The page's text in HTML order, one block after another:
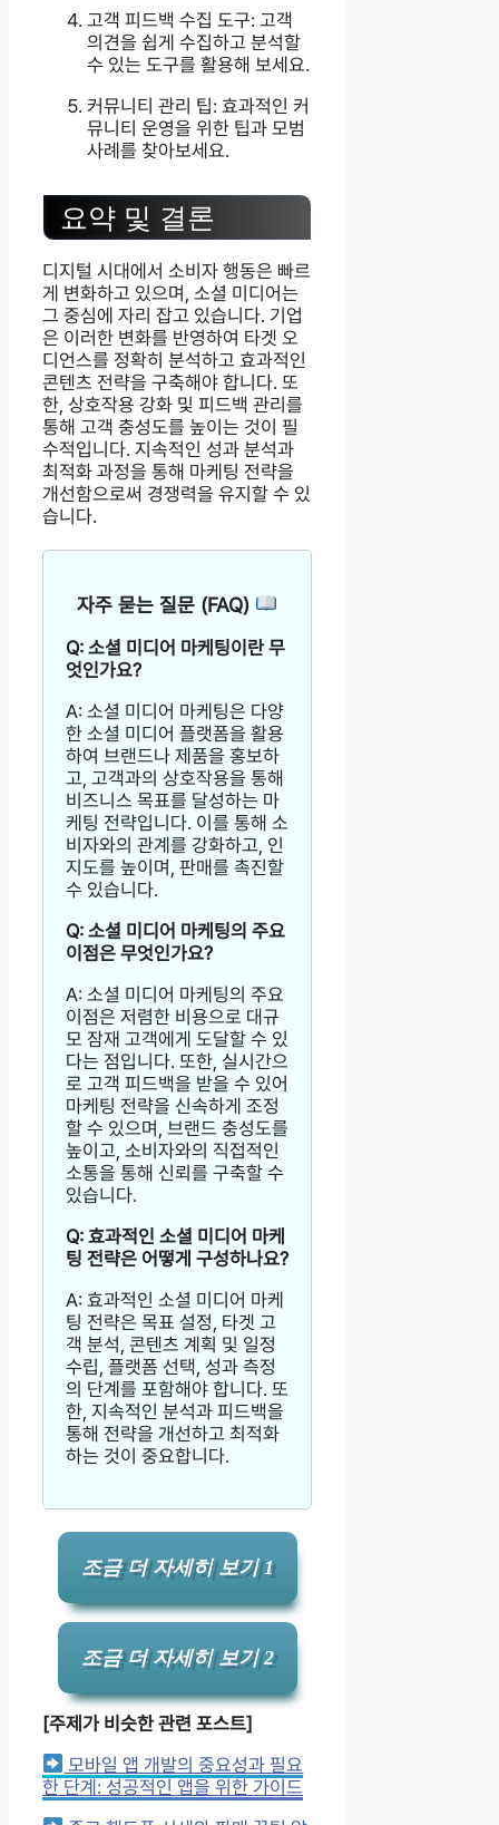
고객 피드백 수집 도구: 고객
의견을 쉽게 수집하고 분석할
수 있는 도구를 활용해 보세요.
커뮤니티 관리 팁: 효과적인 커
뮤니티 운영을 위한 팁과 모범
사례를 찾아보세요.
요약 및 결론
디지털 시대에서 소비자 행동은 빠르
게 변화하고 있으며, 소셜 미디어는
그 중심에 자리 잡고 있습니다. 기업
은 이러한 변화를 반영하여 타겟 오
디언스를 정확히 분석하고 효과적인
콘텐츠 전략을 구축해야 합니다. 또
한, 상호작용 강화 및 피드백 관리를
통해 고객 충성도를 높이는 것이 필
수적입니다. 지속적인 성과 분석과
최적화 과정을 통해 마케팅 전략을
개선함으로써 경쟁력을 유지할 수 있
습니다.
자주 묻는 질문 (FAQ)
Q: 소셜 미디어 마케팅이란 무
엇인가요?
A: 소셜 미디어 마케팅은 다양
한 소셜 미디어 플랫폼을 활용
하여 브랜드나 제품을 홍보하
고, 고객과의 상호작용을 통해
비즈니스 목표를 달성하는 마
케팅 전략입니다. 이를 통해 소
비자와의 관계를 강화하고, 인
지도를 높이며, 판매를 촉진할
수 있습니다.
Q: 소셜 미디어 마케팅의 주요
이점은 무엇인가요?
A: 소셜 미디어 마케팅의 주요
이점은 저렴한 비용으로 대규
모 잠재 고객에게 도달할 수 있
다는 점입니다. 또한, 실시간으
로 고객 피드백을 받을 수 있어
마케팅 전략을 신속하게 조정
할 수 있으며, 브랜드 충성도를
높이고, 소비자와의 직접적인
소통을 통해 신뢰를 구축할 수
있습니다.
Q: 효과적인 소셜 미디어 마케
팅 전략은 어떻게 구성하나요?
A: 효과적인 소셜 미디어 마케
팅 전략은 목표 설정, 타겟 고
객 분석, 콘텐츠 계획 및 일정
수립, 플랫폼 선택, 성과 측정
의 단계를 포함해야 합니다. 또
한, 지속적인 분석과 피드백을
통해 전략을 개선하고 최적화
하는 것이 중요합니다.
조금 더 자세히 보기 1
조금 더 자세히 보기 2
[주제가 비슷한 관련 포스트]
모바일 앱 개발의 중요성과 필요
한 단계: 성공적인 앱을 위한 가이드